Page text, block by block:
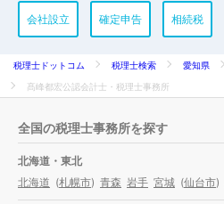
会社設立 確定申告 相続税
税理士ドットコム 税理士検索 愛知県
髙峰都宏公認会計士・税理士事務所
全国の税理士事務所を探す
北海道・東北
北海道 (札幌市) 青森 岩手 宮城 (仙台市)